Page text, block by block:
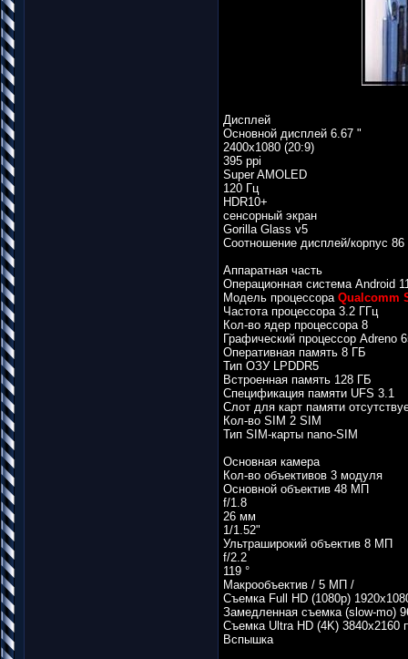
Дисплей
Основной дисплей 6.67 "
2400x1080 (20:9)
395 ppi
Super AMOLED
120 Гц
HDR10+
сенсорный экран
Gorilla Glass v5
Соотношение дисплей/корпус 86
Аппаратная часть
Операционная система Android
Модель процессора Qualcomm
Частота процессора 3.2 ГГц
Кол-во ядер процессора 8
Графический процессор Adreno
Оперативная память 8 ГБ
Тип ОЗУ LPDDR5
Встроенная память 128 ГБ
Спецификация памяти UFS 3.1
Слот для карт памяти
Кол-во SIM 2 SIM
Тип SIM-карты nano-SIM
Основная камера
Кол-во объективов 3 модуля
Основной объектив 48 МП
f/1.8
26 мм
1/1.52"
Ультраширокий объектив 8 МП
f/2.2
119 °
Макрообъектив / 5 МП /
Съемка Full HD (1080p)
Замедленная съемка (slow-mo)
Съемка Ultra HD (4K) 3840х2160
Вспышка